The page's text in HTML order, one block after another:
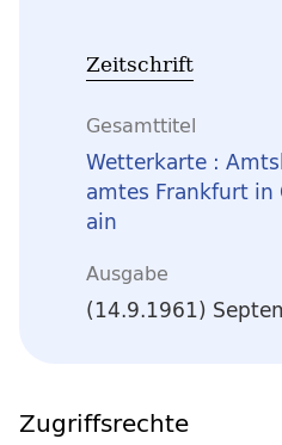
Zeitschrift
Gesamttitel
Wetterkarte :
amtes Frankfurt in
ain
Ausgabe
(14.9.1961)
Zugriffsrechte